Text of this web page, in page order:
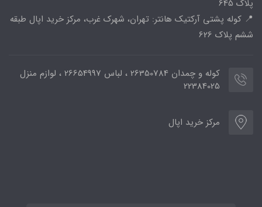
پلاک 645
📍 کوله پشتی آرکتیک هانتر: تهران، شهرک غرب، مرکز خرید اپال طبقه
ششم پلاک 626
کوله و چمدان 26350784 ، لباس 26654997 ، لوازم منزل
22384025
مرکز خرید اپال